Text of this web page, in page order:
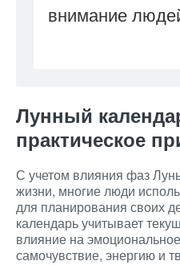
внимание
Лунный
практическое
С учетом влияния фаз
жизни, многие люди
для планирования своих
календарь учитывает
влияние на
самочувствие, энергию и